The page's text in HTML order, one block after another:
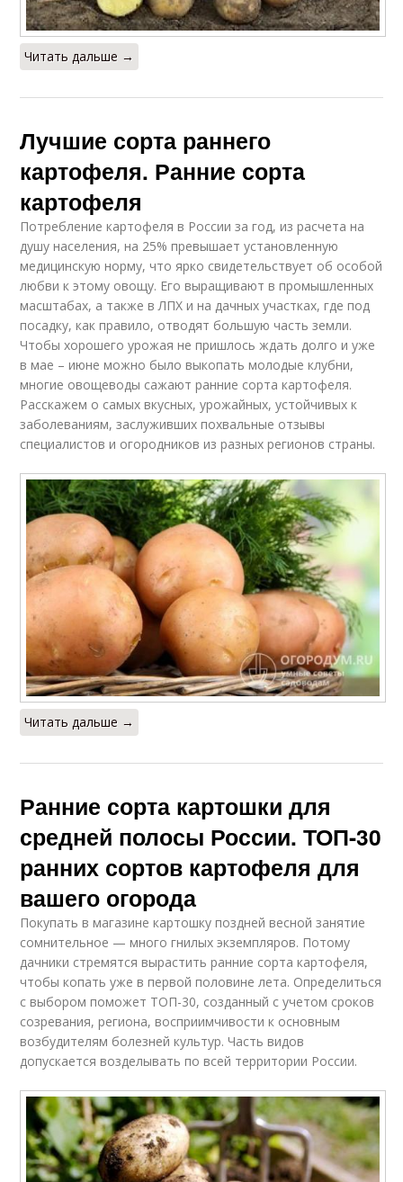
Читать дальше →
Лучшие сорта раннего
картофеля. Ранние сорта
картофеля
Потребление картофеля в России за год, из расчета на
душу населения, на 25% превышает установленную
медицинскую норму, что ярко свидетельствует об особой
любви к этому овощу. Его выращивают в промышленных
масштабах, а также в ЛПХ и на дачных участках, где под
посадку, как правило, отводят большую часть земли.
Чтобы хорошего урожая не пришлось ждать долго и уже
в мае – июне можно было выкопать молодые клубни,
многие овощеводы сажают ранние сорта картофеля.
Расскажем о самых вкусных, урожайных, устойчивых к
заболеваниям, заслуживших похвальные отзывы
специалистов и огородников из разных регионов страны.
Читать дальше →
Ранние сорта картошки для
средней полосы России. ТОП-30
ранних сортов картофеля для
вашего огорода
Покупать в магазине картошку поздней весной занятие
сомнительное — много гнилых экземпляров. Потому
дачники стремятся вырастить ранние сорта картофеля,
чтобы копать уже в первой половине лета. Определиться
с выбором поможет ТОП-30, созданный с учетом сроков
созревания, региона, восприимчивости к основным
возбудителям болезней культур. Часть видов
допускается возделывать по всей территории России.